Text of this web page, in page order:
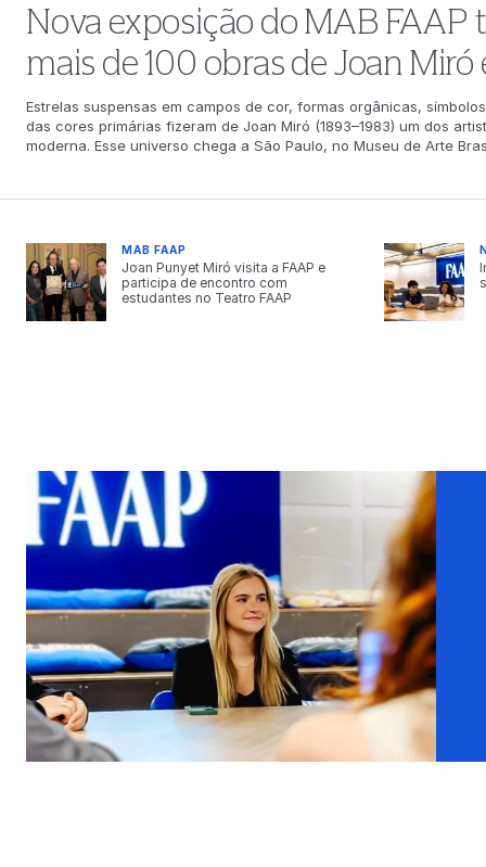
Nova exposição do MAB FAAP
mais de 100 obras de Joan
inédita, no momento de
65 anos do Museu
Estrelas suspensas em campos de cor, formas orgânicas,
das cores primárias fizeram de Joan Miró (1893–1983) um dos
moderna. Esse universo chega a São Paulo, no Museu de Arte
catalão. Com pinturas, esculturas, gravuras, tapeçarias e
A exposição mostra um amplo panorama da produção de Miró,
Brasil, incluindo peças que nunca haviam deixado a Espanha. O
integrantes de importantes coleções e instituições europeias,
Barcelona, a Fundação Miró Mallorca, o Museu de Arte
particulares. Uma seleção que evidencia a diversidade da
Nascido em Barcelona, em 1893, Miró foi um dos principais
tapeçaria, consolidou uma linguagem visual singular, marcada
imaginação e poesia. Receber no MAB FAAP uma exposição de
trajetória é mais do que apresentar um gênio da arte ao público
compromisso do museu com exposições que ampliam o diálogo
aproximam os visitantes de experiências artísticas
Guillon Liotti, conselheira da Fundação Armando Alvares
Jordi J. Clavero, a exposição está organizada em cinco núcleos
diferentes momentos da trajetória de Miró. O percurso evidencia
uma linguagem própria ao longo de sua carreira, transitando
experimentações sem jamais se vincular integralmente a um único
Marcos Moraes, diretor do MAB FAAP, a mostra reafirma o
aproximar o público brasileiro de artistas fundamentais para a
Mestre das Formas, o MAB FAAP reafirma mais uma vez seu
brasileiro ao apresentar exposições de grande porte e relevância
artista catalão ocupa uma posição singular na arte moderna por
visual próprio — alimentado por suas conexões com vanguardas
MAB FAAP
Joan Punyet Miró visita a FAAP e
participa de encontro com
estudantes no Teatro FAAP